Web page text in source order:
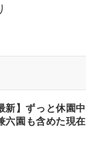
新】ずっと休園
六園も含めた現